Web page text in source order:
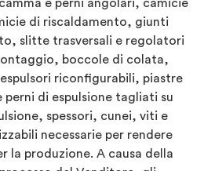
e perni angolari, camicie
di riscaldamento, giunti
slitte trasversali e regolatori
boccole di colata,
riconfigurabili, piastre
perni di espulsione tagliati su
spessori, cunei, viti e
necessarie per rendere
la produzione. A causa della